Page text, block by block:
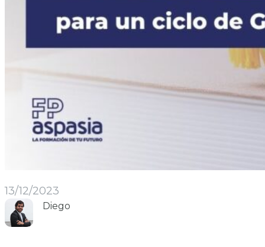
13/12/2023
Diego